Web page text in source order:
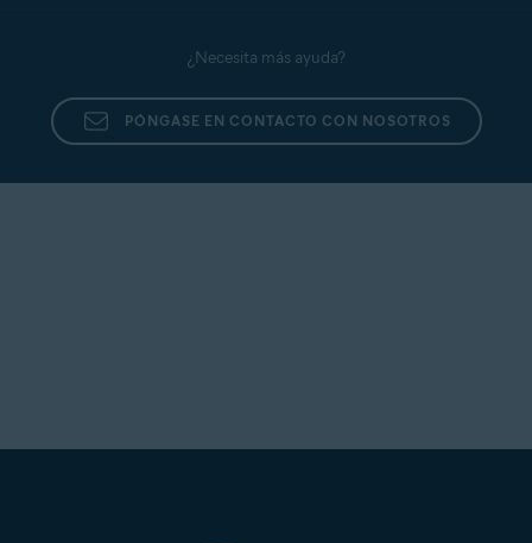
¿Necesita más ayuda?
PÓNGASE EN CONTACTO CON NOSOTROS